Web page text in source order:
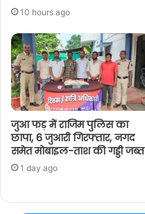
10 hours ago
जुआ फड़ में राजिम पुलिस का
छापा, 6 जुआरी गिरफ्तार, नगद
समेत मोबाइल-ताश की गड्डी जब्त
1 day ago